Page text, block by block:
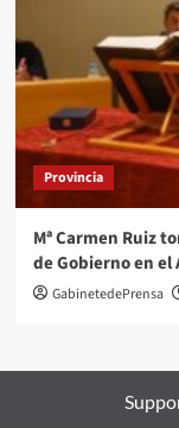
Provincia
Mª Carmen Ruiz
de Gobierno en
GabinetedePrensa